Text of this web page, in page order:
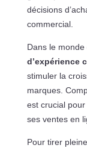
décisions
commercial.
Dans le
d’expérience
stimuler la
marques.
est crucial
ses ventes en
Pour tirer